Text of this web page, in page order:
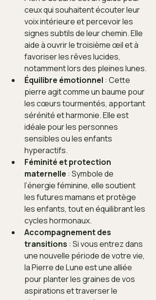
ceux qui souhaitent écouter leur
voix intérieure et percevoir les
signes subtils de leur chemin. Elle
aide à ouvrir le troisième œil et à
favoriser les rêves lucides,
notamment lors des pleines lunes.
Équilibre émotionnel : Cette
pierre agit comme un baume pour
les cœurs tourmentés, apportant
sérénité et harmonie. Elle est
idéale pour les personnes
sensibles ou les enfants
hyperactifs.
Féminité et protection
maternelle : Symbole de
l’énergie féminine, elle soutient
les futures mamans et protège
les enfants, tout en équilibrant les
cycles hormonaux.
Accompagnement des
transitions : Si vous entrez dans
une nouvelle période de votre vie,
la Pierre de Lune est une alliée
pour planter les graines de vos
aspirations et traverser le